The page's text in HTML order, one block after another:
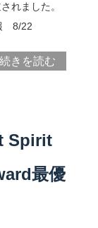
れました。
8/22
続きを読む
Spirit
最優